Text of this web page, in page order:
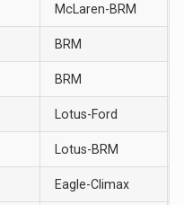
McLaren-BRM
BRM
BRM
Lotus-Ford
Lotus-BRM
Eagle-Climax